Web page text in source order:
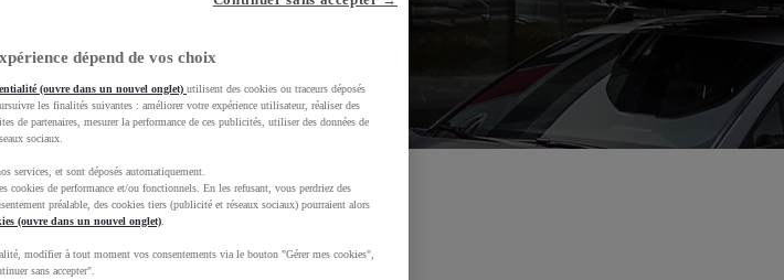
dépend de vos choix
(ouvre dans un nouvel onglet) utilisent des cookies ou traceurs déposés
les finalités suivantes : améliorer votre expérience utilisateur, réaliser des
de partenaires, mesurer la performance de ces publicités, utiliser des données de
sociaux.
services, et sont déposés automatiquement.
de performance et/ou fonctionnels. En les refusant, vous perdriez des
préalable, des cookies tiers (publicité et réseaux sociaux) pourraient alors
(ouvre dans un nouvel onglet)
modifier à tout moment vos consentements via le bouton "Gérer mes cookies",
sans accepter".